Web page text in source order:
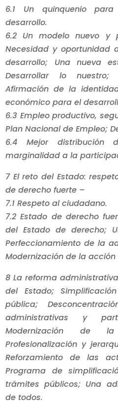
6.1 Un quinquenio
desarrollo.
6.2 Un modelo nuevo y
Necesidad y oportunidad
desarrollo; Una nueva
Desarrollar lo
Afirmación de la
económico para el
6.3 Empleo productivo,
Plan Nacional de Empleo;
6.4 Mejor
marginalidad a la
7 El reto del Estado:
de derecho fuerte –
7.1 Respeto al ciudadano.
7.2 Estado de derecho
del Estado de derecho;
Perfeccionamiento de la
Modernización de la
8 La reforma
del Estado;
pública;
administrativas y
Modernización de
Profesionalización y
Reforzamiento de las
Programa de
trámites públicos; Una
de todos.